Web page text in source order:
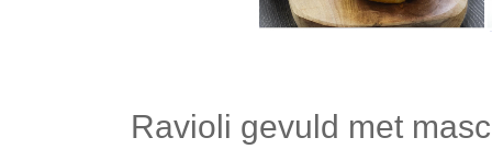
Ravioli gevuld met